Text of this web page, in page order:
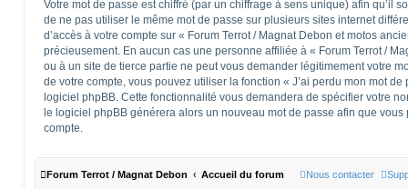
Votre mot de passe est chiffré (par un chiffrage à sens unique) afin qu’il
de ne pas utiliser le même mot de passe sur plusieurs sites internet
d’accès à votre compte sur « Forum Terrot / Magnat Debon et motos
précieusement. En aucun cas une personne affiliée à « Forum Terrot /
ou à un site de tierce partie ne peut vous demander légitimement votre
de votre compte, vous pouvez utiliser la fonction « J’ai perdu mon mot
logiciel phpBB. Cette fonctionnalité vous demandera de spécifier votre
le logiciel phpBB générera alors un nouveau mot de passe afin que
compte.
Forum Terrot / Magnat Debon Accueil du forum Nous contacter